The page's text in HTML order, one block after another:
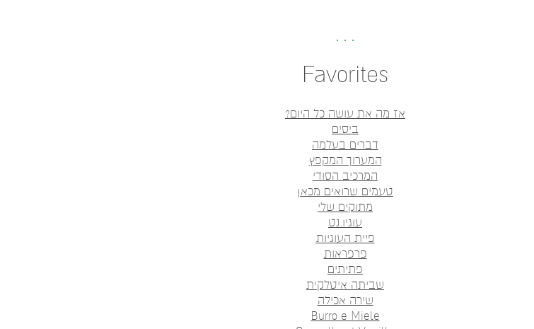
Favorites
אז מה את עושה כל היום?
ביסים
דברים בעלמה
המערוך המקפץ
המרכיב הסודי
טעמים שרואים מכאן
מתוקים שלי
עוגיו.נט
פיית העוגיות
פרפראות
פתיתים
שביתה איטלקית
שירה אכילה
Burro e Miele